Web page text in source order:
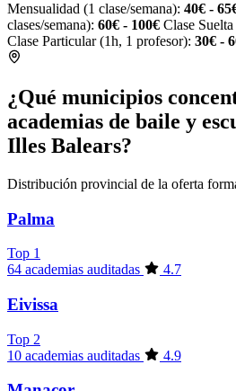
Mensualidad (1 clase/semana): 40€ -
clases/semana): 60€ - 100€ Clase
Clase Particular (1h, 1 profesor): 30€ -
¿Qué municipios
academias de baile y
Illes Balears?
Distribución provincial de la oferta
Palma
Top 1
64 academias auditadas
4.7
Eivissa
Top 2
10 academias auditadas
4.9